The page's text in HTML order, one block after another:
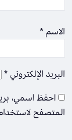
الاسم*
البريد الإلكتروني*
احفظ اسمي،
المتصفح